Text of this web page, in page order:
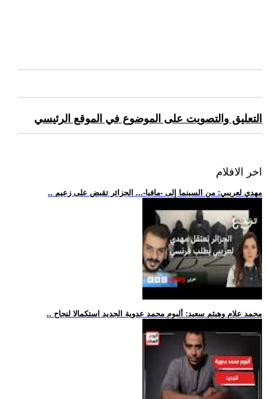
التعليق والتصويت على الموضوع في الموقع الرئيسي
اخر الافلام
.. مهدي لعريبي: من السينما إلى -مافيا-... الجزائر تقبض على زعيم
.. محمد علام وهيثم سعيد: ألبوم محمد عدوية الجديد استكمالا لنجاح